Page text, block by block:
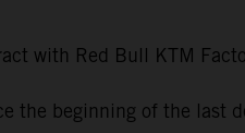
with Red Bull KTM
the beginning of the last